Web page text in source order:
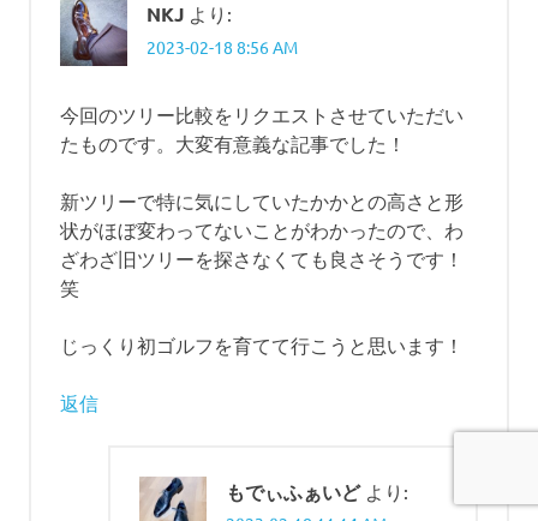
NKJ より:
2023-02-18 8:56 AM
今回のツリー比較をリクエストさせていただい
たものです。大変有意義な記事でした！
新ツリーで特に気にしていたかかとの高さと形
状がほぼ変わってないことがわかったので、わ
ざわざ旧ツリーを探さなくても良さそうです！
笑
じっくり初ゴルフを育てて行こうと思います！
返信
もでぃふぁいど より: